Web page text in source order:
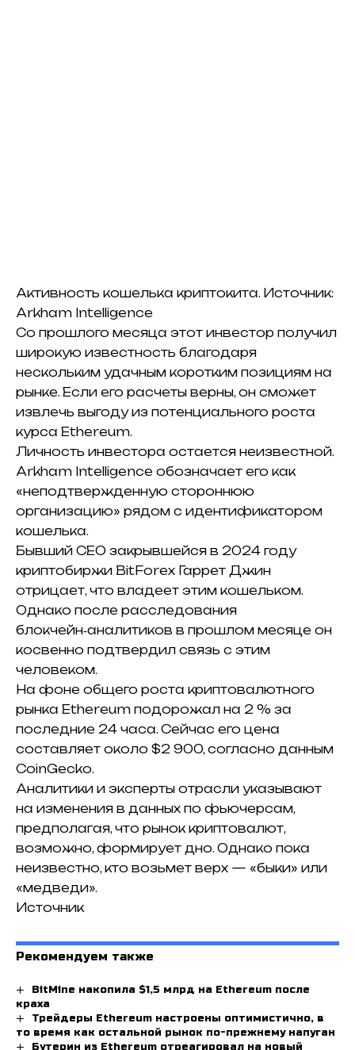
Активность кошелька криптокита. Источник:
Arkham Intelligence
Со прошлого месяца этот инвестор получил
широкую известность благодаря
нескольким удачным коротким позициям на
рынке. Если его расчеты верны, он сможет
извлечь выгоду из потенциального роста
курса Ethereum.
Личность инвестора остается неизвестной.
Arkham Intelligence обозначает его как
«неподтвержденную стороннюю
организацию» рядом с идентификатором
кошелька.
Бывший CEO закрывшейся в 2024 году
криптобиржи BitForex Гаррет Джин
отрицает, что владеет этим кошельком.
Однако после расследования
блокчейн‑аналитиков в прошлом месяце он
косвенно подтвердил связь с этим
человеком.
На фоне общего роста криптовалютного
рынка Ethereum подорожал на 2 % за
последние 24 часа. Сейчас его цена
составляет около $2 900, согласно данным
CoinGecko.
Аналитики и эксперты отрасли указывают
на изменения в данных по фьючерсам,
предполагая, что рынок криптовалют,
возможно, формирует дно. Однако пока
неизвестно, кто возьмет верх — «быки» или
«медведи».
Источник
Рекомендуем также
BitMine накопила $1,5 млрд на Ethereum после
краха
Трейдеры Ethereum настроены оптимистично, в
то время как остальной рынок по-прежнему напуган
Бутерин из Ethereum отреагировал на новый